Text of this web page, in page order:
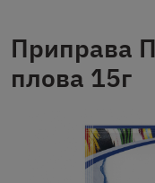
Приправа
плова 15г